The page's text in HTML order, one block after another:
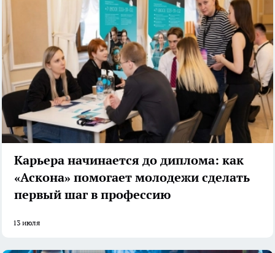
Карьера начинается до диплома: как
«Аскона» помогает молодежи сделать
первый шаг в профессию
13 июля